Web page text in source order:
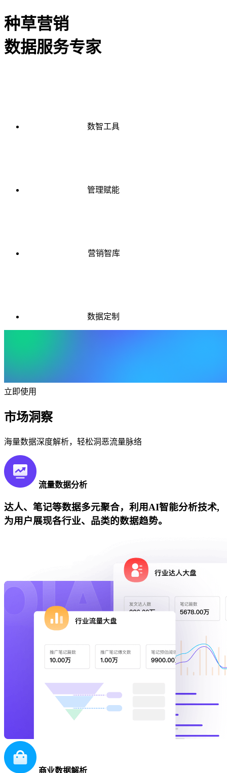
种草营销
数据服务专家
数智工具
管理赋能
营销智库
数据定制
立即使用
市场洞察
海量数据深度解析，轻松洞恶流量脉络
流量数据分析
达人、笔记等数据多元聚合，利用AI智能分析技术,
为用户展现各行业、品类的数据趋势。
商业数据解析